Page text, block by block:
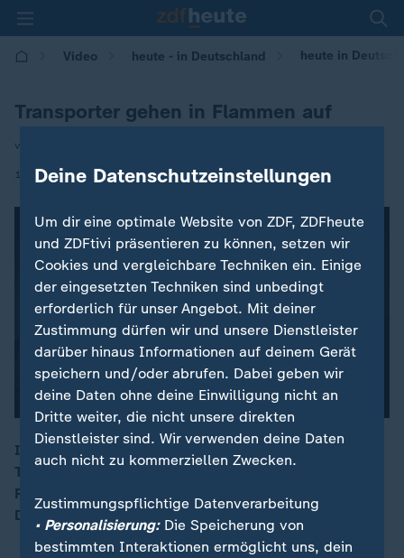
Video heute - in Deutschland heute in
Transporter gehen in Flammen auf
von Roman Leskovar
17.06.2025 | 14:00
In Berlin gingen vergangene Nacht insgesamt 36
Transporter auf zwei verschiedenen Firmengeländen in
Flammen auf. Die Polizei geht von Brandstiftung aus.
Die Ermittlungen laufen.
Deine Datenschutzeinstellungen
Um dir eine optimale Website von ZDF, ZDFheute
und ZDFtivi präsentieren zu können, setzen wir
Cookies und vergleichbare Techniken ein. Einige
der eingesetzten Techniken sind unbedingt
erforderlich für unser Angebot. Mit deiner
Zustimmung dürfen wir und unsere Dienstleister
darüber hinaus Informationen auf deinem Gerät
speichern und/oder abrufen. Dabei geben wir
deine Daten ohne deine Einwilligung nicht an
Dritte weiter, die nicht unsere direkten
Dienstleister sind. Wir verwenden deine Daten
auch nicht zu kommerziellen Zwecken.
Zustimmungspflichtige Datenverarbeitung
• Personalisierung:Die Speicherung von
bestimmten Interaktionen ermöglicht uns, dein